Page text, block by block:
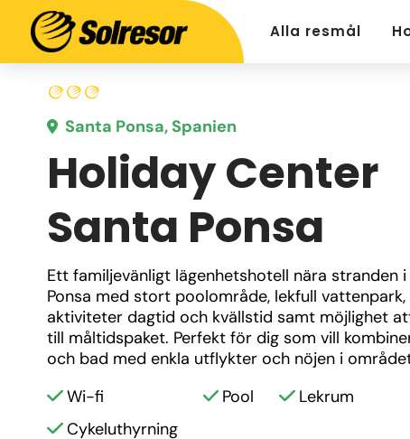
Alla resmål
Santa Ponsa, Spanien
Holiday Center
Santa Ponsa
Ett familjevänligt lägenhetshotell nära stranden i
Ponsa med stort poolområde, lekfull vattenpark,
aktiviteter dagtid och kvällstid samt möjlighet
till måltidspaket. Perfekt för dig som vill
och bad med enkla utflykter och nöjen i
Wi-fi
Pool
Lekrum
Cykeluthyrning